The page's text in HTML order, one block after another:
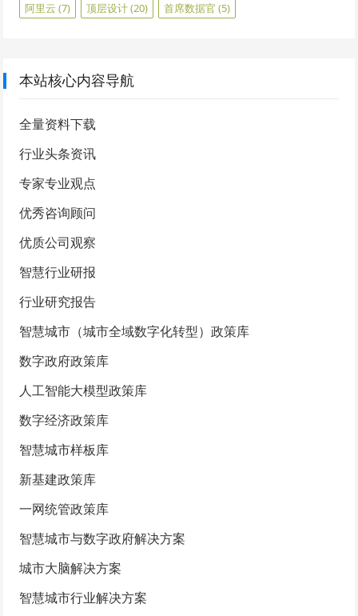
阿里云 (7) 顶层设计(20) 首席数据官 (5)
本站核心内容导航
全量资料下载
行业头条资讯
专家专业观点
优秀咨询顾问
优质公司观察
智慧行业研报
行业研究报告
智慧城市（城市全域数字化转型）政策库
数字政府政策库
人工智能大模型政策库
数字经济政策库
智慧城市样板库
新基建政策库
一网统管政策库
智慧城市与数字政府解决方案
城市大脑解决方案
智慧城市行业解决方案